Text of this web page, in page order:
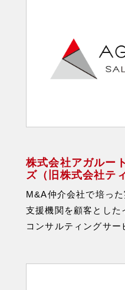
株式会社アガルー
ズ（旧株式会社テ
M&A仲介会社で培っ
支援機関を顧客とした
コンサルティングサー